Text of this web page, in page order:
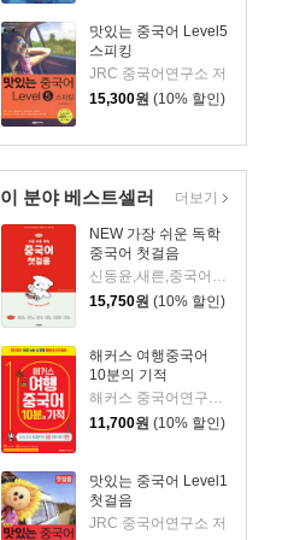
맛있는 중국어 Level5
스피킹
JRC 중국어연구소 저
15,300원 (10% 할인)
이 분야 베스트셀러
NEW 가장 쉬운 독학
중국어 첫걸음
신동윤,새른,중국어 편집부 저
15,750원 (10% 할인)
해커스 여행중국어
10분의 기적
해커스 중국어연구소 저
11,700원 (10% 할인)
맛있는 중국어 Level1
첫걸음
JRC 중국어연구소 저
더보기